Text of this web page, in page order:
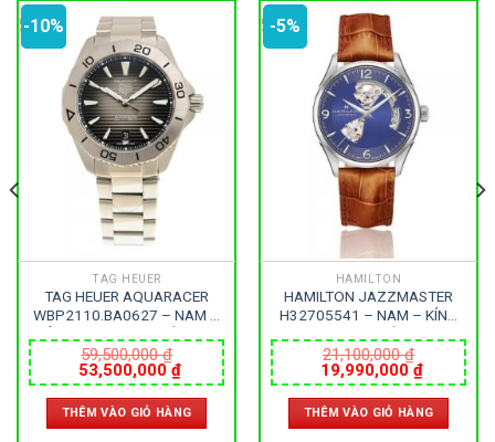
-10%
TAG HEUER
TAG HEUER AQUARACER
WBP2110.BA0627 – NAM –
LOẠI – AUTOMATIC – SIZE
40MM – MÁY THỤY SỸ
59,500,000₫
Giá
gốc
là:
59,500,000 ₫.
53,500,000₫Giá
hiện
tại
là:
53,500,000 ₫.
THÊM VÀO GIỎ HÀNG
-5%
HAMILTON
HAMILTON JAZZMASTER
H32705541 – NAM – KÍNH
AUTOMATIC – SIZE 42MM –
MÁY THỤY SỸ
21,100,000₫
Giá
gốc
là:
21,100,000 ₫.
19,990,000₫Giá
hiện
tại
là:
THÊM VÀO GIỎ HÀNG